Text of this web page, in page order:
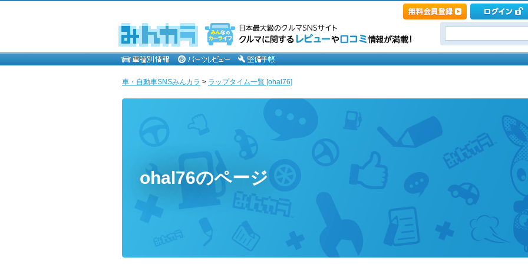
車・自動車SNSみんカラ > ラップタイム一覧 [ohal76]
ohal76のページ